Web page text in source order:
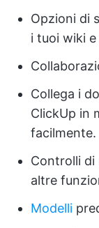
Opzioni di
i tuoi wiki
Collega i
ClickUp in
facilmente.
Controlli di
altre
Modelli